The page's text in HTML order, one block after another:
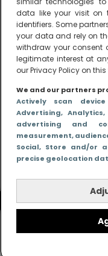
data like your visit on
identifiers. Some
your data and rely on
withdraw your consent
legitimate interest at
our Privacy Policy on this
We and our partners
Actively scan
Advertising, Analytics,
advertising and
measurement,
Social, Store and/or
precise geolocation
peuters en boze